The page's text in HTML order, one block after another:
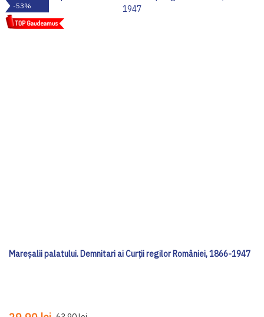
-53%
Mareșalii palatului. Demnitari ai Curții regilor României, 1866-1947